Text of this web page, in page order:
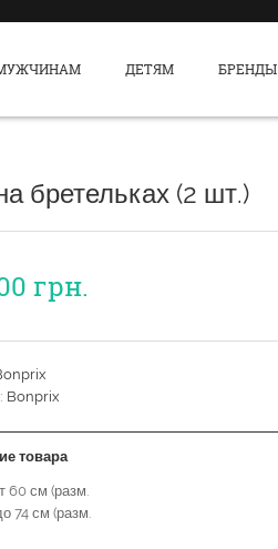
ДЕТЯМ БРЕНДЫ
бретельках (2 шт.)
грн.
Bonprix
товара
60 см (разм.
74 см (разм.